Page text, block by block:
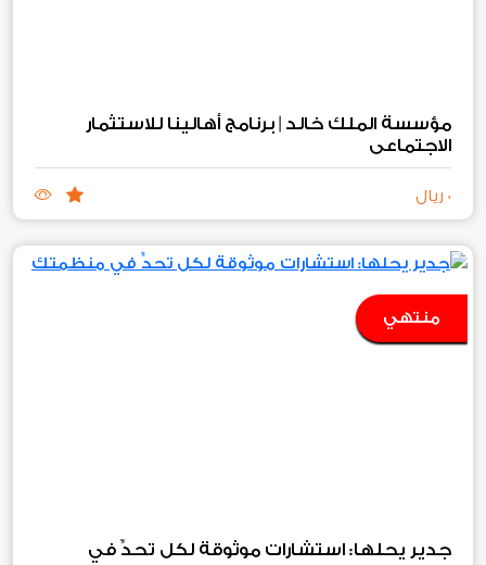
مؤسسة الملك خالد | برنامج أهالينا للاستثمار
الاجتماعي
0 ريال
منتهي
جدير يحلها: استشارات موثوقة لكل تحدٍّ في